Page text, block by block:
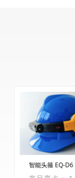
智能头箍 EQ-D6